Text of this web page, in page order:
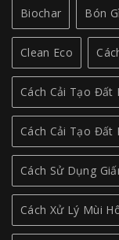
Biochar Bón
Clean Eco
Cách Cải Tạo Đất
Cách Cải Tạo Đất
Cách Sử Dụng
Cách Xử Lý Mùi